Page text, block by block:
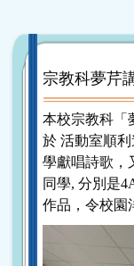
宗教科夢芹
本校宗教科「
於 活動室順
學獻唱詩歌，
同學, 分別是
作品，令校園